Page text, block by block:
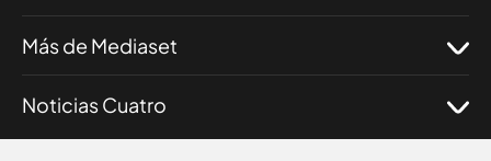
Más de Mediaset
Noticias Cuatro